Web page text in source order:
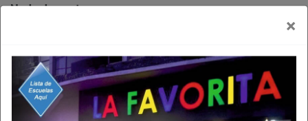
×
Nada de portazos.
alguien que ha sabido mantenerse vigente en distintas
épocas, sistemas y estilos de gobierno.
Por lo pronto, a sus 71 años, Moctezuma Barragán se